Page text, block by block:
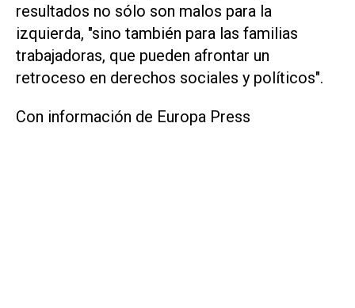
resultados no sólo son malos para la
izquierda, "sino también para las familias
trabajadoras, que pueden afrontar un
retroceso en derechos sociales y políticos".
Con información de Europa Press